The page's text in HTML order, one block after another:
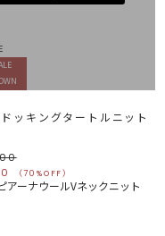
ッキングタートルニット
（70%OFF）